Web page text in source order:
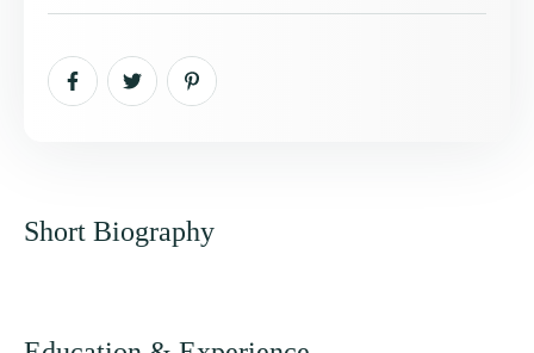
Short Biography